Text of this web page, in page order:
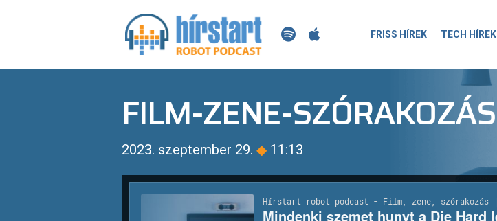
FRISS HÍREK TECH HÍREK
FILM-ZENE-SZÓRAKOZÁS
2023. szeptember 29. ◆ 11:13